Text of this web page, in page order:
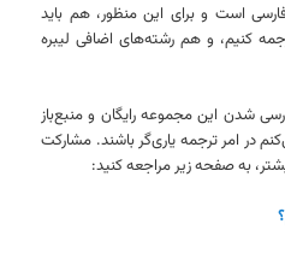
است و برای این منظور، هم باید
کنیم، و هم رشته‌های اضافی لیبره
شدن این مجموعه رایگان و منبع‌باز
در امر ترجمه یاری‌گر باشند. مشارکت
به صفحه زیر مراجعه کنید: